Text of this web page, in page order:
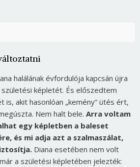
halálának évfordulója kapcsán újra
képletét. És előszedtem
is, akit hasonlóan „kemény” ütés ért,
Nem halt bele. Arra voltam
egy képletben a baleset
és mi adja azt a szalmaszálat,
Diana esetében nem volt
a születési képletében jelezték: